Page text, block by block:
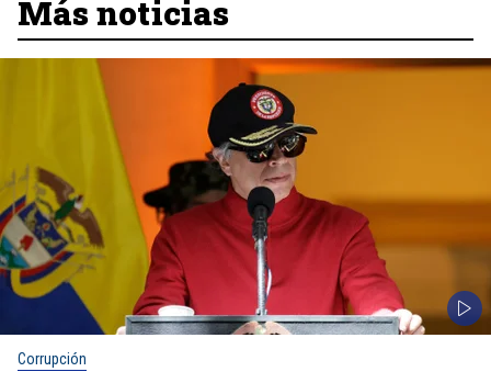
Más noticias
Corrupción